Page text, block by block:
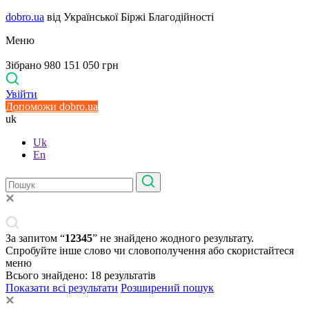
dobro.ua від Української Біржі Благодійності
Меню
Зібрано 980 151 050 грн
Увійти
Допоможи dobro.ua
uk
Uk
En
За запитом “12345” не знайдено жодного результату.
Спробуйте інше слово чи словополучення або скористайтеся
меню
Всього знайдено: 18 результатів
Показати всі результати Розширений пошук